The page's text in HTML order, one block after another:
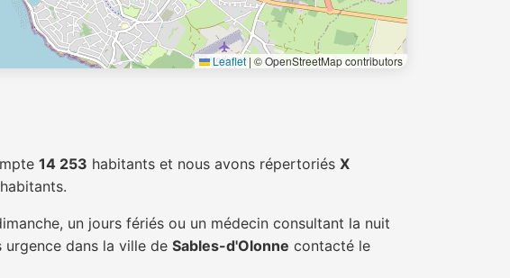
Leaflet | © OpenStreetMap contributors
14 253 habitants et nous avons répertoriés X
habitants.
un jours fériés ou un médecin consultant la nuit
dans la ville de Sables-d'Olonne contacté le